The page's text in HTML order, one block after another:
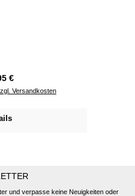
Preis:
€
Versandkosten
und verpasse keine Neuigkeiten oder